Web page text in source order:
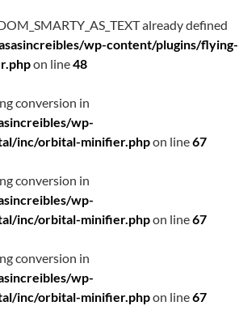
already defined
wp-content/plugins/flying-
on line48
conversion in
wp-
inc/orbital-minifier.phpon line67
conversion in
wp-
inc/orbital-minifier.phpon line67
conversion in
wp-
inc/orbital-minifier.phpon line67